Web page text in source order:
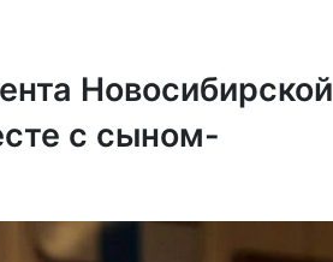
Новосибирской
с сыном-